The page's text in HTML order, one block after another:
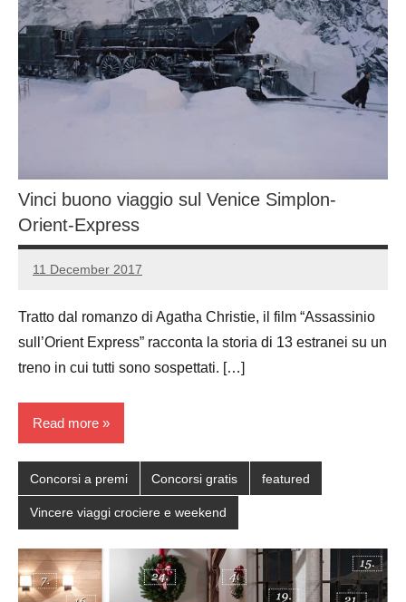
Vinci buono viaggio sul Venice Simplon-
Orient-Express
11 December 2017
Luca
No
Tratto dal romanzo di Agatha Christie, il film “Assassinio
sull’Orient Express” racconta la storia di 13 estranei su un
treno in cui tutti sono sospettati. […]
Read more
Concorsi a premi Concorsi gratis featured
Vincere viaggi crociere e weekend